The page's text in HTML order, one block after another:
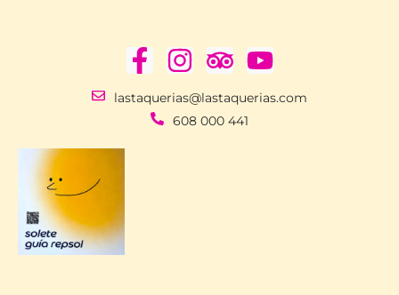
lastaquerias@lastaquerias.com
608 000 441